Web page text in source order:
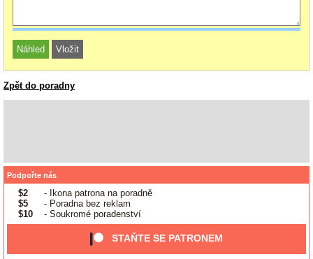
Zpět do poradny
Podpořte nás
$2
- Ikona patrona na poradně
$5
- Poradna bez reklam
$10
- Soukromé poradenství
STAŇTE SE PATRONEM